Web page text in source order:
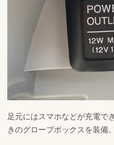
足元にはスマホなどが充電で
きのグローブボックスを装備。